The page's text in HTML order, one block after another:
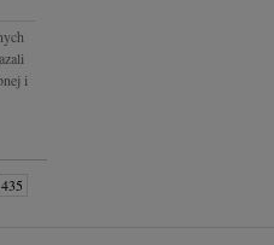
i
435